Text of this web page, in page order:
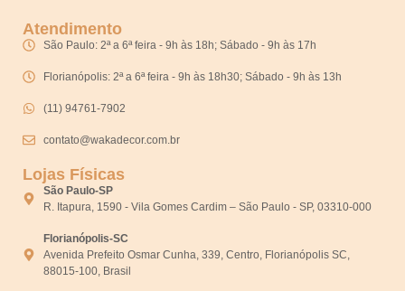
Atendimento
São Paulo: 2ª a 6ª feira - 9h às 18h; Sábado - 9h às 17h
Florianópolis: 2ª a 6ª feira - 9h às 18h30; Sábado - 9h às 13h
(11) 94761-7902
contato@wakadecor.com.br
Lojas Físicas
São Paulo-SP
R. Itapura, 1590 - Vila Gomes Cardim – São Paulo - SP, 03310-000
Florianópolis-SC
Avenida Prefeito Osmar Cunha, 339, Centro, Florianópolis SC,
88015-100, Brasil